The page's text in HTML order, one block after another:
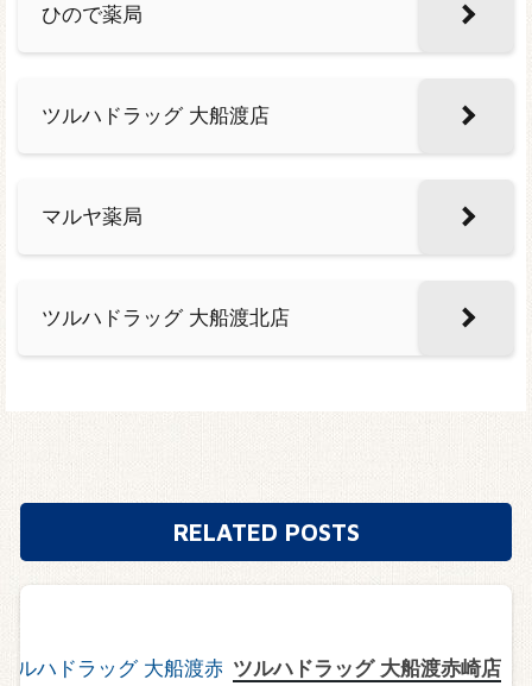
ひので薬局
ツルハドラッグ 大船渡店
マルヤ薬局
ツルハドラッグ 大船渡北店
RELATED POSTS
ツルハドラッグ 大船渡赤崎店